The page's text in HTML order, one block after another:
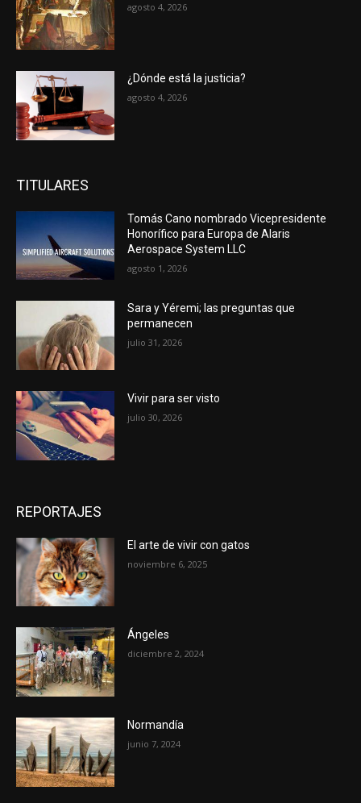
agosto 4, 2026
¿Dónde está la justicia?
agosto 4, 2026
TITULARES
Tomás Cano nombrado Vicepresidente
Honorífico para Europa de Alaris
Aerospace System LLC
agosto 1, 2026
Sara y Yéremi; las preguntas que
permanecen
julio 31, 2026
Vivir para ser visto
julio 30, 2026
REPORTAJES
El arte de vivir con gatos
noviembre 6, 2025
Ángeles
diciembre 2, 2024
Normandía
junio 7, 2024